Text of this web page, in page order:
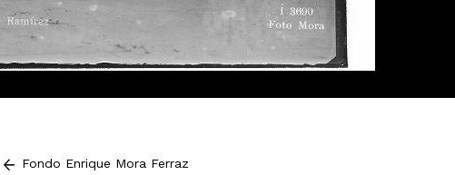
Fondo Enrique Mora Ferraz